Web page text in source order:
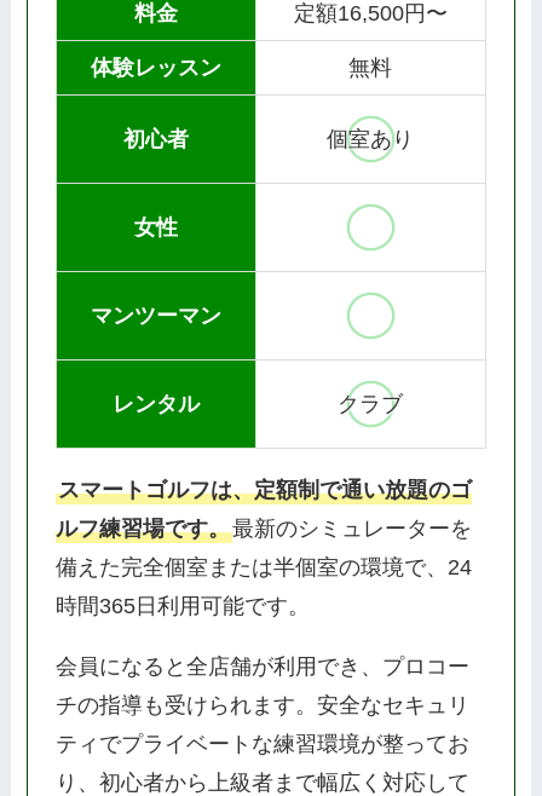
料金 定額16,500円〜
体験レッスン 無料
初心者 個室あり
女性
マンツーマン
レンタル クラブ
スマートゴルフは、定額制で通い放題のゴ
ルフ練習場です。最新のシミュレーターを
備えた完全個室または半個室の環境で、24
時間365日利用可能です。
会員になると全店舗が利用でき、プロコー
チの指導も受けられます。安全なセキュリ
ティでプライベートな練習環境が整ってお
り、初心者から上級者まで幅広く対応して